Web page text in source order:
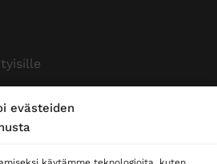
evästeiden